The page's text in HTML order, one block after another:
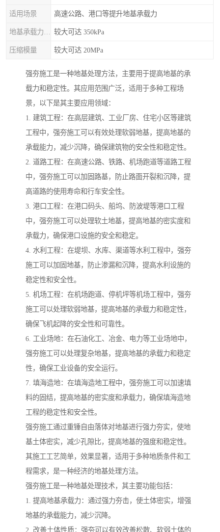
适用场景 高速公路、港口等提升地基承载力
较大可达 350kPa
压缩模量 较大可达 20MPa
强夯施工是一种地基处理方法，主要用于提高地基的承
载力和稳定性。其应用范围广泛，适用于多种工程场
景，以下是其主要应用领域：
1. 建筑工程：在高层建筑、工业厂房、住宅小区等建筑
工程中，强夯施工可以有效处理软弱地基，提高地基的
承载能力，减少沉降，确保建筑物的安全性和稳定性。
2. 道路工程：在高速公路、铁路、机场跑道等道路工程
中，强夯施工可以加固路基，防止路面开裂和沉降，提
高道路的使用寿命和行车安全性。
3. 港口工程：在港口码头、船坞、防波堤等港口工程
中，强夯施工可以处理软土地基，提高地基的密实度和
承载力，确保港口设施的安全和稳定。
4. 水利工程：在堤坝、水库、渠道等水利工程中，强夯
施工可以加固地基，防止渗漏和沉降，提高水利设施的
稳定性和安全性。
5. 机场工程：在机场跑道、停机坪等机场工程中，强夯
施工可以处理软弱地基，提高地基的承载力和稳定性，
确保飞机起降的安全性和可靠性。
6. 工业场地：在石油化工、冶金、电力等工业场地中，
强夯施工可以处理复杂地基，提高地基的承载力和稳定
性，确保工业设备的安全运行。
7. 填海造地：在填海造地工程中，强夯施工可以加速填
料的固结，提高地基的密实度和承载力，确保填海造地
工程的稳定性和安全性。
强夯施工通过重锤自由落体对地基进行强力夯实，使地
基土体密实，减少孔隙比，提高地基的强度和稳定性。
其施工工艺简单，效果显著，适用于多种地质条件和工
程需求，是一种经济的地基处理方法。
强夯施工是一种地基处理技术，其主要功能包括：
1. 提高地基承载力：通过强力夯击，使土体密实，增强
地基的承载能力，减少沉降。
2. 改善土体性质：强夯可以有效改善松散、软弱土体的